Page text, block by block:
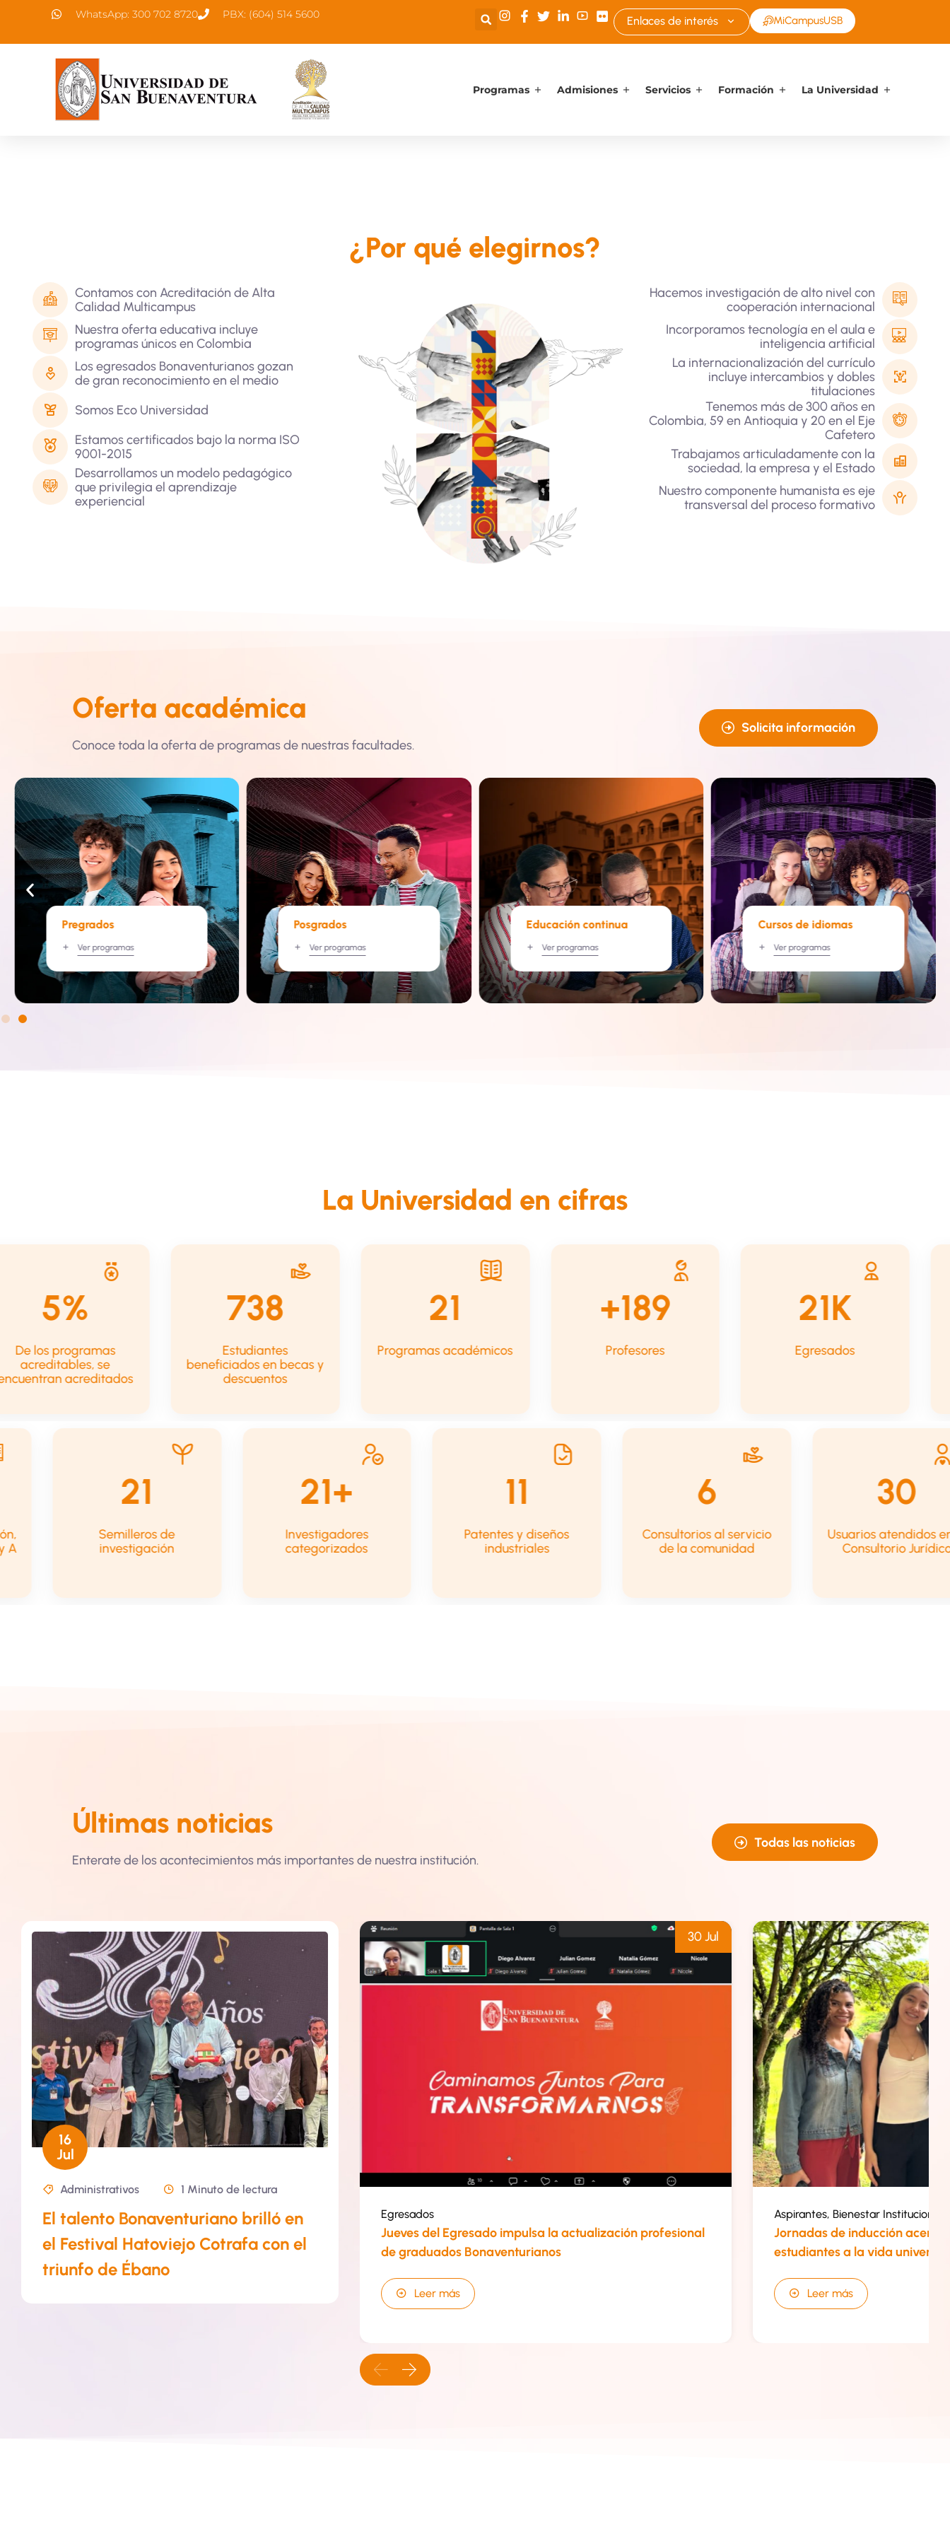
WhatsApp: 300 702 8720 PBX: (604) 514 5600 Enlaces de interés MiCampusUSB
Programas Admisiones Servicios Formación La Universidad
¿Por qué elegirnos?
Contamos con Acreditación de Alta
Calidad Multicampus
Nuestra oferta educativa incluye
programas únicos en Colombia
Los egresados Bonaventurianos gozan
de gran reconocimiento en el medio‎
Somos Eco Universidad
Estamos certificados bajo la norma ISO
9001-2015 ‎
Desarrollamos un modelo pedagógico
que privilegia el aprendizaje
experiencial ‎
Hacemos investigación de alto nivel con
cooperación internacional
Incorporamos tecnología en el aula e
inteligencia artificial
La internacionalización del currículo
incluye intercambios y dobles
titulaciones
Tenemos más de 300 años en
Colombia, 59 en Antioquia y 20 en el Eje
Cafetero
Trabajamos articuladamente con la
sociedad, la empresa y el Estado
Nuestro componente humanista es eje
transversal del proceso formativo
Oferta académica
Conoce toda la oferta de programas de nuestras facultades.
Solicita información
Pregrados
Ver programas
Posgrados
Ver programas
Educación continua
Ver programas
Cursos de idiomas
Ver programas
La Universidad en cifras
30K
Egresados
250+
Profesores
39
Programas académicos
738
Estudiantes
beneficiados en becas y
descuentos
22%
De los programas
acreditables, se
encuentran acreditados
Semilleros de
investigación
39+
Investigadores
categorizados
Patentes y diseños
industriales
Consultorios al servicio
de la comunidad
210
Usuarios atendidos en el
Consultorio Jurídico
Últimas noticias
Enterate de los acontecimientos más importantes de nuestra institución.
Todas las noticias
16
Jul
Administrativos 1 Minuto de lectura
El talento Bonaventuriano brilló en
el Festival Hatoviejo Cotrafa con el
triunfo de Ébano
30 Jul
Egresados
Jueves del Egresado impulsa la actualización profesional
de graduados Bonaventurianos
Leer más
Aspirantes Bienestar Institucional
Jornadas de inducción
estudiantes a la vida
Leer más